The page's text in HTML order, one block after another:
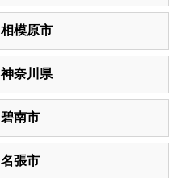
相模原市
神奈川県
碧南市
名張市